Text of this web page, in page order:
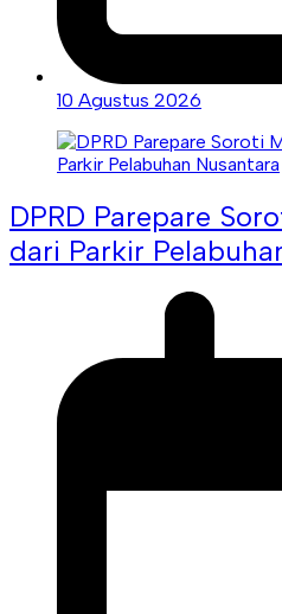
10 Agustus 2026
DPRD Parepare
dari Parkir